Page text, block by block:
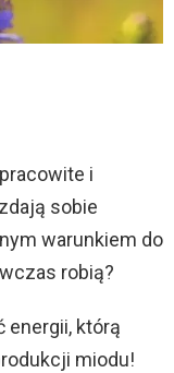
i
sobie
warunkiem do
robią?
energii, którą
miodu!